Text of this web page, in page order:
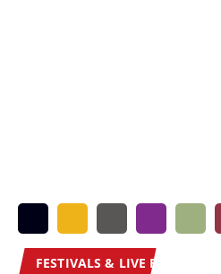
FESTIVALS & LIVE REVIEWS